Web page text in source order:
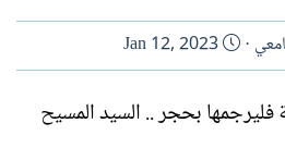
ت
ا
ي
Jan 12, 2023
بحجر .. السيد المسيح